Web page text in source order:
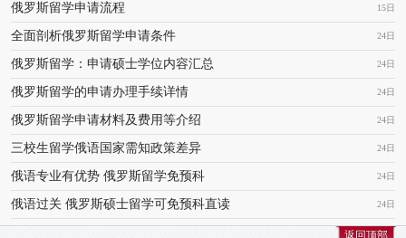
俄罗斯留学申请流程 15日
全面剖析俄罗斯留学申请条件 24日
俄罗斯留学：申请硕士学位内容汇总 24日
俄罗斯留学的申请办理手续详情 24日
俄罗斯留学申请材料及费用等介绍 24日
三校生留学俄语国家需知政策差异 24日
俄语专业有优势 俄罗斯留学免预科 24日
俄语过关 俄罗斯硕士留学可免预科直读 24日